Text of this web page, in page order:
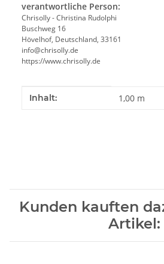
verantwortliche Person:
Chrisolly - Christina Rudolphi
Buschweg 16
Hövelhof, Deutschland, 33161
info@chrisolly.de
https://www.chrisolly.de
Produkteigenschaft
Wert
Inhalt: 1,00 m
Kunden kauften
Artikel: